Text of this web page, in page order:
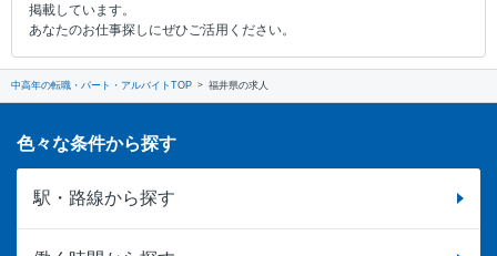
掲載しています。
あなたのお仕事探しにぜひご活用ください。
中高年の転職・パート・アルバイトTOP 福井県の求人
色々な条件から探す
駅・路線から探す